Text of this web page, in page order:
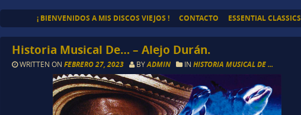
¡ BIENVENIDOS A MIS DISCOS VIEJOS ! CONTACTO ESSENTIAL CLASSICS
Historia Musical De… – Alejo Durán.
WRITTEN ONFEBRERO 27, 2023 BYADMIN INHISTORIA MUSICAL DE ...